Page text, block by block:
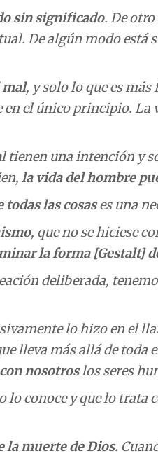
sin significado. De
De algún modo está
mal, y solo lo que es más
el único principio. La
l tienen una intención y
la vida del hombre
las cosases una
, que no se hiciese
la forma [Gestalt]
deliberada,
lo hizo en el
lleva más allá de toda
nosotroslos seres
lo conoce y que lo trata
la muerte de Dios.